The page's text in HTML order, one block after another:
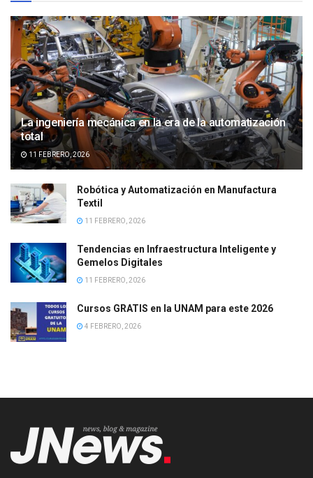
La ingeniería mecánica en la era de la automatización
total
11 FEBRERO, 2026
Robótica y Automatización en Manufactura
Textil
11 FEBRERO, 2026
Tendencias en Infraestructura Inteligente y
Gemelos Digitales
11 FEBRERO, 2026
Cursos GRATIS en la UNAM para este 2026
4 FEBRERO, 2026